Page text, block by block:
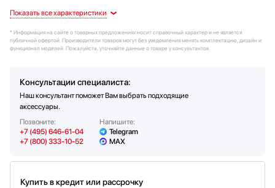
* Информация на сайте о товарных предложениях носит справочный характер и не является
публичной офертой. Производители товаров могут без уведомления менять комплектацию, дизайн и
функционал моделей. Пожалуйста, уточняйте данные о товаре у консультантов.
Консультации специалиста:
Наш консультант поможет Вам выбрать подходящие
аксессуары.
Позвоните:
+7 (495) 646-61-04
+7 (800) 333-10-52
Напишите:
Telegram
MAX
Купить в кредит или рассрочку